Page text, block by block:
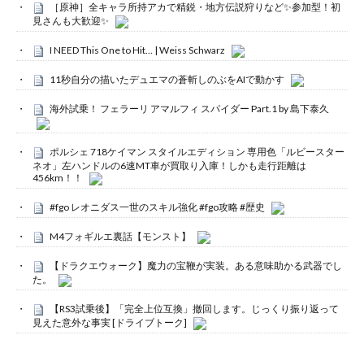
［原神］全キャラ所持アカで精鋭・地方伝説狩りなど✨参加型！初
見さんも大歓迎✨
I NEED This One to Hit… | Weiss Schwarz
11秒自分の描いたデュエマの蒼斬しのぶをAIで動かす
海外試乗！ フェラーリ アマルフィ スパイダー Part.1 by 島下泰久
ポルシェ 718ケイマン スタイルエディション 専用色「ルビースター
ネオ」左ハンドルの6速MT車が買取り入庫！しかも走行距離は
456km！！
#fgo レオニダス一世のスキル強化 #fgo攻略 #歴史
M4フォギルエ裏話【モンスト】
【ドラクエウォーク】魔力の宝鞭が実装。ある意味助かる武器でし
た。
【RS3試乗後】「完全上位互換」撤回します。じっくり振り返って
見えた意外な事実 [ドライブトーク]